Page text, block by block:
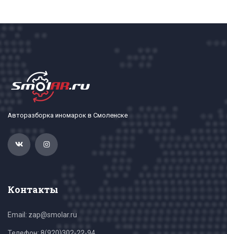
Авторазборка иномарок в Смоленске
Контакты
Email: zap@smolar.ru